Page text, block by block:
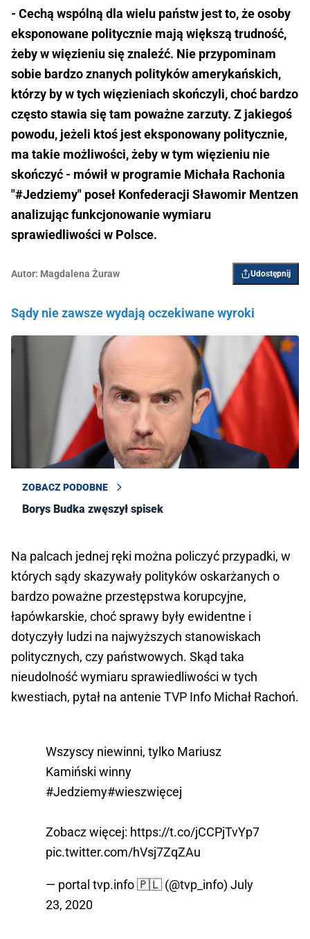
- Cechą wspólną dla wielu państw jest to, że osoby
eksponowane politycznie mają większą trudność,
żeby w więzieniu się znaleźć. Nie przypominam
sobie bardzo znanych polityków amerykańskich,
którzy by w tych więzieniach skończyli, choć bardzo
często stawia się tam poważne zarzuty. Z jakiegoś
powodu, jeżeli ktoś jest eksponowany politycznie,
ma takie możliwości, żeby w tym więzieniu nie
skończyć - mówił w programie Michała Rachonia
"#Jedziemy" poseł Konfederacji Sławomir Mentzen
analizując funkcjonowanie wymiaru
sprawiedliwości w Polsce.
Autor: Magdalena Żuraw Udostępnij
Sądy nie zawsze wydają oczekiwane wyroki
ZOBACZ PODOBNE
Borys Budka zwęszył spisek
Na palcach jednej ręki można policzyć przypadki, w
których sądy skazywały polityków oskarżanych o
bardzo poważne przestępstwa korupcyjne,
łapówkarskie, choć sprawy były ewidentne i
dotyczyły ludzi na najwyższych stanowiskach
politycznych, czy państwowych. Skąd taka
nieudolność wymiaru sprawiedliwości w tych
kwestiach, pytał na antenie TVP Info Michał Rachoń.
Wszyscy niewinni, tylko Mariusz
Kamiński winny
#Jedziemy#wieszwięcej
Zobacz więcej: https://t.co/jCCPjTvYp7
pic.twitter.com/hVsj7ZqZAu
— portal tvp.info 🇵🇱 (@tvp_info) July
23, 2020